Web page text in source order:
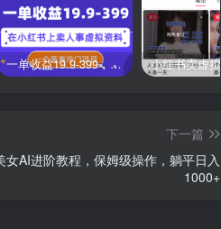
一单收益19.9-399，一个蓝海冷门项目，在小红书上卖人事虚拟资料
下一篇
女AI进阶教程，保姆级操作，躺平日入
1000+